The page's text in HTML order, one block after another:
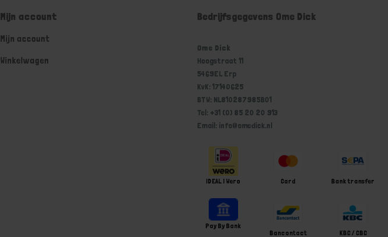
Mijn account
Mijn account
Winkelwagen
Bedrijfsgegevens Ome Dick
Ome Dick
Hoogstraat 11
5469EL Erp
KvK: 17140625
BTW: NL810287985B01
Tel: +31 (0) 85 20 20 913
Email: info@omedick.nl
iDEAL | Wero Card Bank transfer
Pay By Bank
Bancontact
KBC / CBC